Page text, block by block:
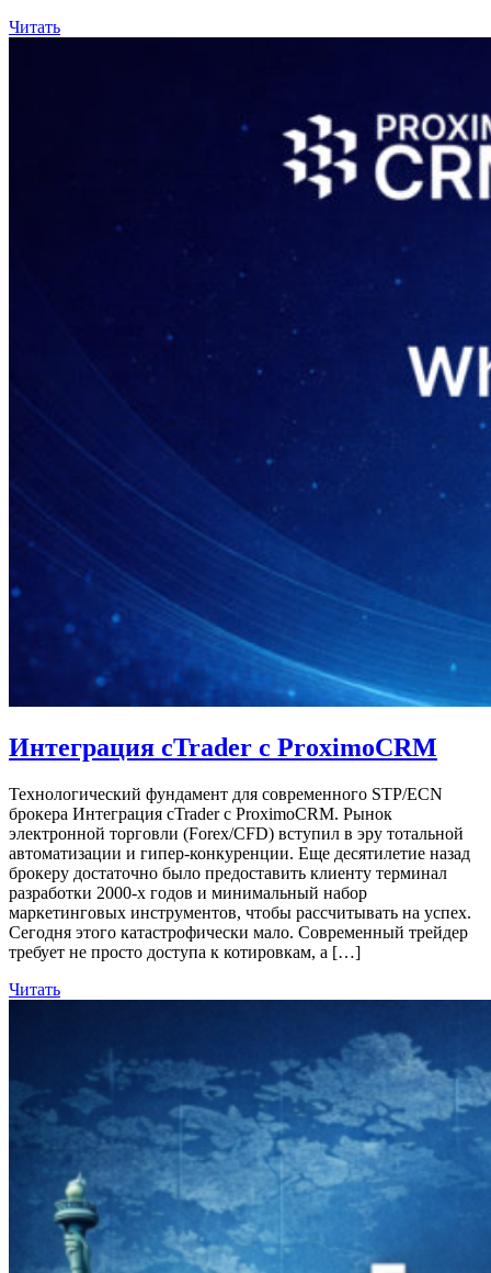
Читать
Интеграция cTrader с ProximoCRM
Технологический фундамент для современного STP/ECN
брокера Интеграция cTrader с ProximoCRM. Рынок
электронной торговли (Forex/CFD) вступил в эру тотальной
автоматизации и гипер-конкуренции. Еще десятилетие назад
брокеру достаточно было предоставить клиенту терминал
разработки 2000-х годов и минимальный набор
маркетинговых инструментов, чтобы рассчитывать на успех.
Сегодня этого катастрофически мало. Современный трейдер
требует не просто доступа к котировкам, а […]
Читать